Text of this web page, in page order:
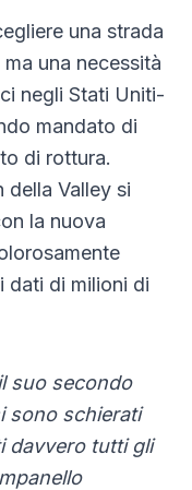
una strada
una necessità
negli Stati Uniti-
mandato di
di rottura.
della Valley si
la nuova
dati di milioni di
suo secondo
sono schierati
davvero tutti gli